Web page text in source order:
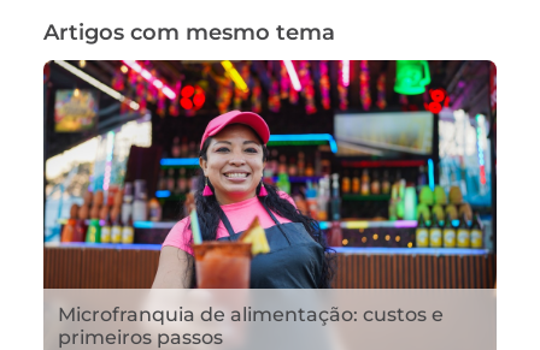
Artigos com mesmo tema
Microfranquia de alimentação: custos e
primeiros passos